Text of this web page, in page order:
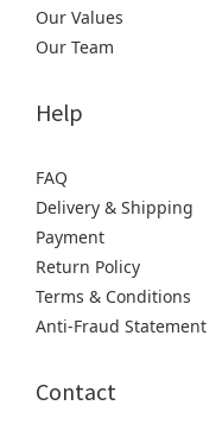
Our Values
Our Team
Help
FAQ
Delivery & Shipping
Payment
Return Policy
Terms & Conditions
Anti-Fraud Statement
Contact